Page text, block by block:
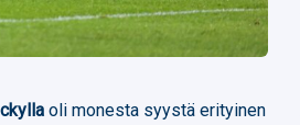
oli monesta syystä erityinen